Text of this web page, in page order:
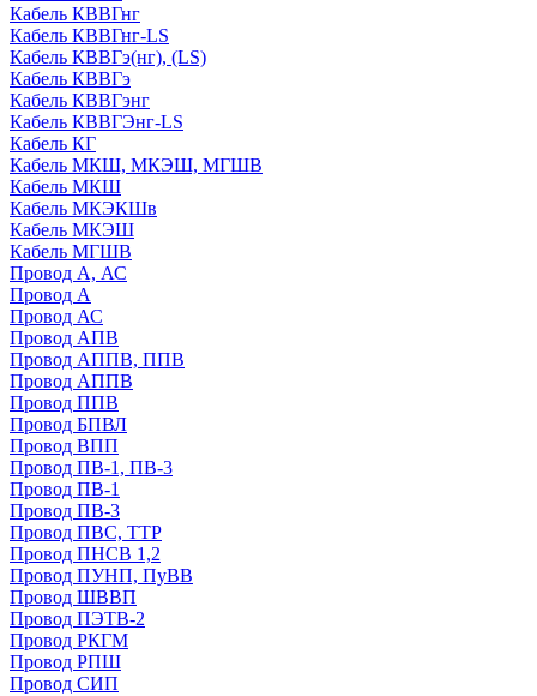
Кабель КВВГнг
Кабель КВВГнг-LS
Кабель КВВГэ(нг), (LS)
Кабель КВВГэ
Кабель КВВГэнг
Кабель КВВГЭнг-LS
Кабель КГ
Кабель МКШ, МКЭШ, МГШВ
Кабель МКШ
Кабель МКЭКШв
Кабель МКЭШ
Кабель МГШВ
Провод А, АС
Провод А
Провод АС
Провод АПВ
Провод АППВ, ППВ
Провод АППВ
Провод ППВ
Провод БПВЛ
Провод ВПП
Провод ПВ-1, ПВ-3
Провод ПВ-1
Провод ПВ-3
Провод ПВС, ТТР
Провод ПНСВ 1,2
Провод ПУНП, ПуВВ
Провод ШВВП
Провод ПЭТВ-2
Провод РКГМ
Провод РПШ
Провод СИП